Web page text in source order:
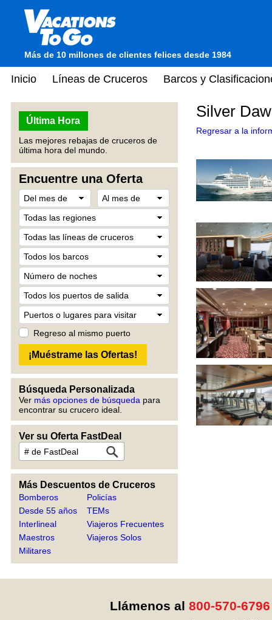
Más de 10 millones de clientes felices desde 1984
Inicio Líneas de Cruceros Barcos y
Última Hora
Las mejores rebajas de cruceros de
última hora del mundo.
Encuentre una Oferta
Regreso al mismo puerto
Búsqueda Personalizada
Ver más opciones de búsqueda para
encontrar su crucero ideal.
Ver su Oferta FastDeal
Más Descuentos de Cruceros
Bomberos
Desde 55 años
Interlineal
Maestros
Militares
Policías
TEMs
Viajeros Frecuentes
Viajeros Solos
Silver
Regresar a la
Llámenos al 800-570-6796